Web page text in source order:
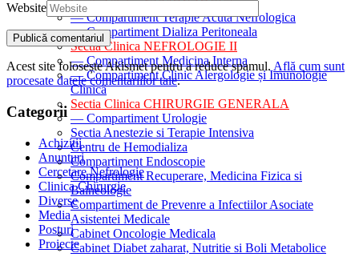
— Compartiment Terapie Acuta Nefrologica
— Compartiment Dializa Peritoneala
Sectia Clinica NEFROLOGIE II
— Compartiment Medicina Interna
— Compartiment Clinic Alergologie și Imunologie
Clinică
Sectia Clinica CHIRURGIE GENERALA
— Compartiment Urologie
Sectia Anestezie si Terapie Intensiva
Centru de Hemodializa
Compartiment Endoscopie
Compartiment Recuperare, Medicina Fizica si
Balneologie
Compartiment de Prevenre a Infectiilor Asociate
Asistentei Medicale
Cabinet Oncologie Medicala
Cabinet Diabet zaharat, Nutritie si Boli Metabolice
Website
Acest site folosește Akismet pentru a reduce spamul. Află cum sunt
procesate datele comentariilor tale.
Categorii
Achizitii
Anunturi
Cercetare Nefrologie
Clinica Chirurgie
Diverse
Media
Posturi
Proiecte